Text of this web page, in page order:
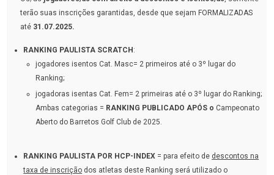
terão suas inscrições garantidas, desde que sejam FORMALIZADAS
até 31.07.2025.
RANKING PAULISTA SCRATCH :
jogadores isentos Cat. Masc= 2 primeiros até o 3º lugar do
Ranking;
jogadoras isentas Cat. Fem= 2 primeiras até o 3º lugar do Ranking;
Ambas categorias = RANKING PUBLICADO APÓS o Campeonato
Aberto do Barretos Golf Club de 2025.
RANKING PAULISTA POR HCP-INDEX = para efeito de descontos na
taxa de inscrição dos atletas deste Ranking será utilizado o